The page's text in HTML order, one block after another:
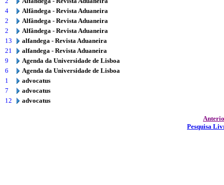
4
Alfândega - Revista Aduaneira
2
Alfândega - Revista Aduaneira
2
Alfândega - Revista Aduaneira
13
alfandega - Revista Aduaneira
21
alfandega - Revista Aduaneira
9
Agenda da Universidade de Lisboa
6
Agenda da Universidade de Lisboa
1
advocatus
7
advocatus
12
advocatus
Pesquisa